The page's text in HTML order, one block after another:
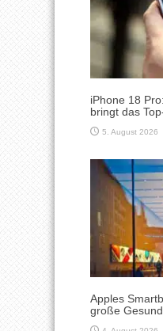
iPhone 18
bringt das
5. August 2026
Apples
große